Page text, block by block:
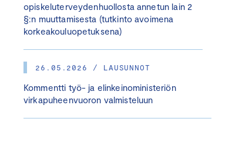
opiskeluterveydenhuollosta annetun lain 2
§:n muuttamisesta (tutkinto avoimena
korkeakouluopetuksena)
26.05.2026 / LAUSUNNOT
Kommentti työ- ja elinkeinoministeriön
virkapuheenvuoron valmisteluun